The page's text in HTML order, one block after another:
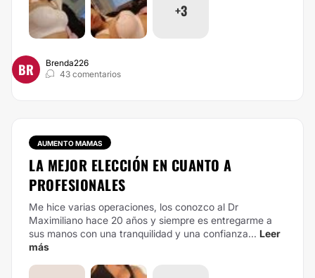
+3
BR
Brenda226
43 comentarios
AUMENTO MAMAS
LA MEJOR ELECCIÓN EN CUANTO A
PROFESIONALES
Me hice varias operaciones, los conozco al Dr
Maximiliano hace 20 años y siempre es entregarme a
sus manos con una tranquilidad y una confianza... Leer
más